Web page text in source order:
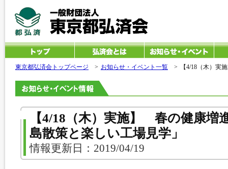
東京都弘済会トップページ > お知らせ・イベント一覧> 【4/18（木）実
【4/18（木）実施】 春の健康増
島散策と楽しい工場見学」
情報更新日：2019/04/19